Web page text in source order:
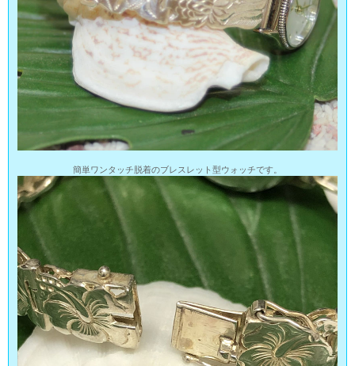
簡単ワンタッチ脱着のブレスレット型ウォッチです。